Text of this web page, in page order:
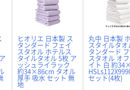
ヒオリエ 日本製 ス
タンダード フェイ
スタオル ホテルス
タイルタオル 5枚 ア
ッシュライラック
約34×86cm タオル
厚手 吸水 セット 無
地
丸中 日本製
スタイルタオ
タンダード
スタオル オ
イト 白 約
セット(4枚)